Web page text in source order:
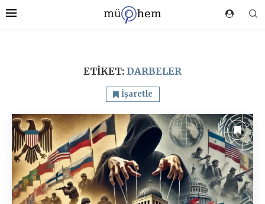
ETIKET: DARBELER
İşaretle